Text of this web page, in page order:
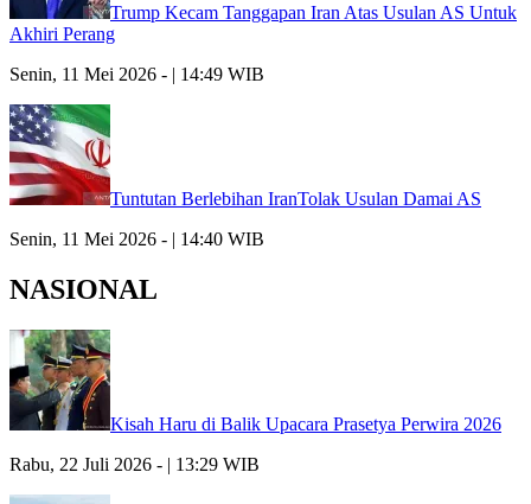
Trump Kecam Tanggapan Iran Atas Usulan AS Untuk
Akhiri Perang
Senin, 11 Mei 2026 - | 14:49 WIB
Tuntutan Berlebihan IranTolak Usulan Damai AS
Senin, 11 Mei 2026 - | 14:40 WIB
NASIONAL
Kisah Haru di Balik Upacara Prasetya Perwira 2026
Rabu, 22 Juli 2026 - | 13:29 WIB